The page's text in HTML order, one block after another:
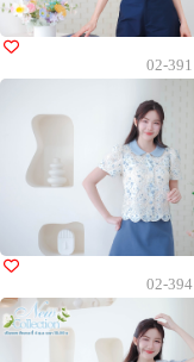
02-391
02-394